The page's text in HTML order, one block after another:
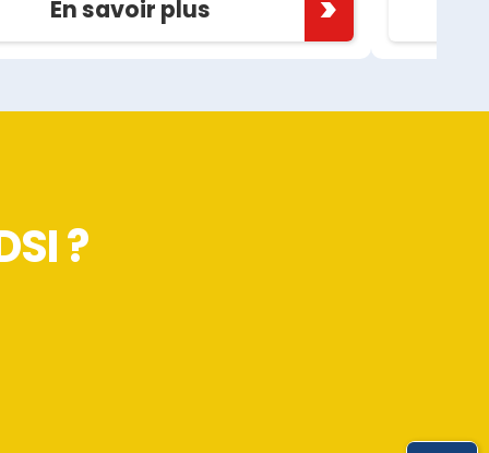
En savoir plus
?